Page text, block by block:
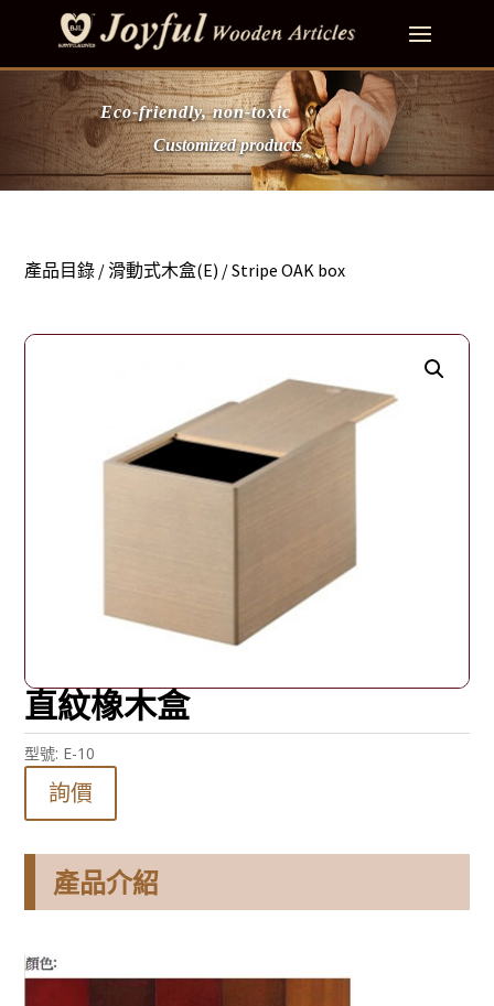
Eco-friendly, non-toxic
Customized products
產品目錄 /滑動式木盒(E) / Stripe OAK box
直紋橡木盒
型號: E-10
詢價
產品介紹